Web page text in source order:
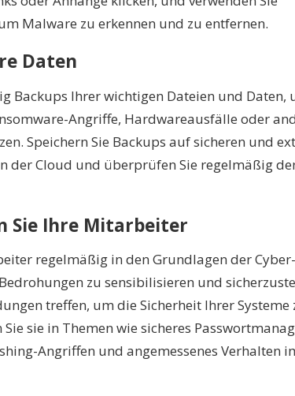
Malware zu erkennen und zu entfernen.
Daten
Backups Ihrer wichtigen Dateien und Daten,
Angriffe, Hardwareausfälle oder
Speichern Sie Backups auf sicheren und
der Cloud und überprüfen Sie regelmäßig
Sie Ihre Mitarbeiter
regelmäßig in den Grundlagen der
zu sensibilisieren und
treffen, um die Sicherheit Ihrer Systeme
sie in Themen wie sicheres
Angriffen und angemessenes Verhalten